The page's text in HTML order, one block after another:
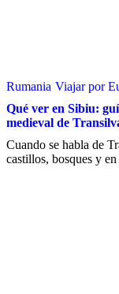
Rumania Viajar por
Qué ver en Sibiu:
medieval de
Cuando se habla de
castillos, bosques y